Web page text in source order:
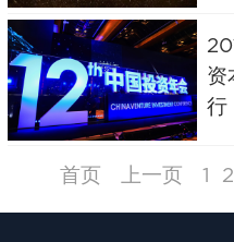
资
行
首页 上一页 1 2